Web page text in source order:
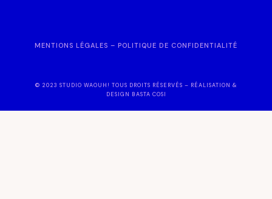
MENTIONS LÉGALES – POLITIQUE DE CONFIDENTIALITÉ
© 2023 STUDIO WAOUH! TOUS DROITS RÉSERVÉS – RÉALISATION &
DESIGN BASTA COSI